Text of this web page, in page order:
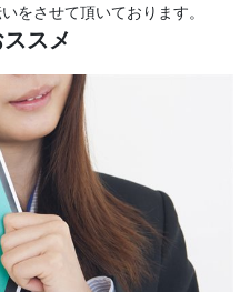
をさせて頂いております。
スメ